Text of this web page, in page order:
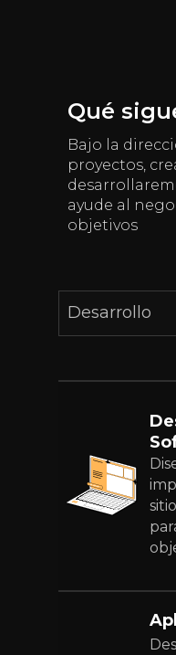
Bajo la
proyectos,
ayude al
objetivos
Qué
Desarrollo